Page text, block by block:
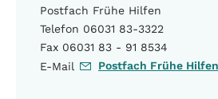
Postfach Frühe Hilfen
Telefon 06031 83-3322
Fax 06031 83 - 91 8534
E-Mail
Postfach Frühe Hilfen